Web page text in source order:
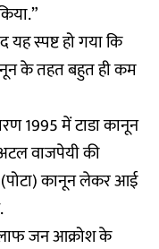
स्पष्ट हो गया कि
के तहत बहुत ही कम
1995 में टाडा कानून
वाजपेयी की
कानून लेकर आई
जन आक्रोश के